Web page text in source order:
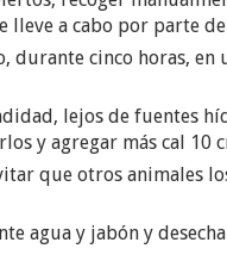
lleve a cabo por parte
cinco horas, en
lejos de fuentes
y agregar más cal 10
que otros animales
agua y jabón y